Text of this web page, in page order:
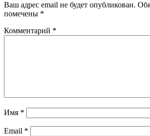
Ваш адрес email не будет опубликован.
помечены *
Комментарий *
Имя *
Email *